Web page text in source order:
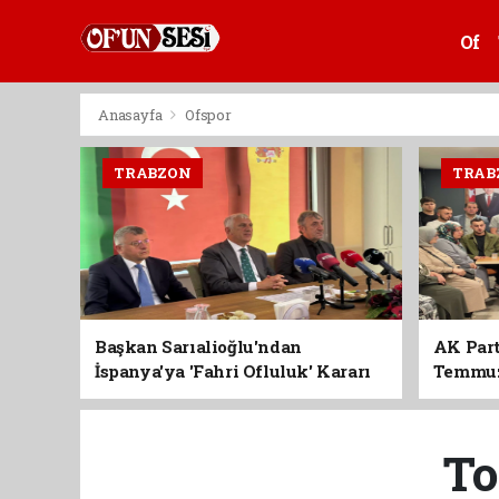
Of
Anasayfa Ofspor
TRABZON
Başkan Sarıalioğlu'ndan
İspanya'ya 'Fahri Ofluluk' Kararı
AK
Birlik